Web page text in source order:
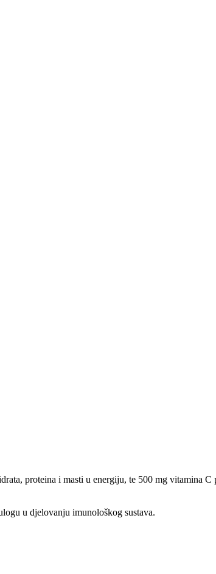
proteina i masti u energiju, te 500 mg vitamina
u djelovanju imunološkog sustava.